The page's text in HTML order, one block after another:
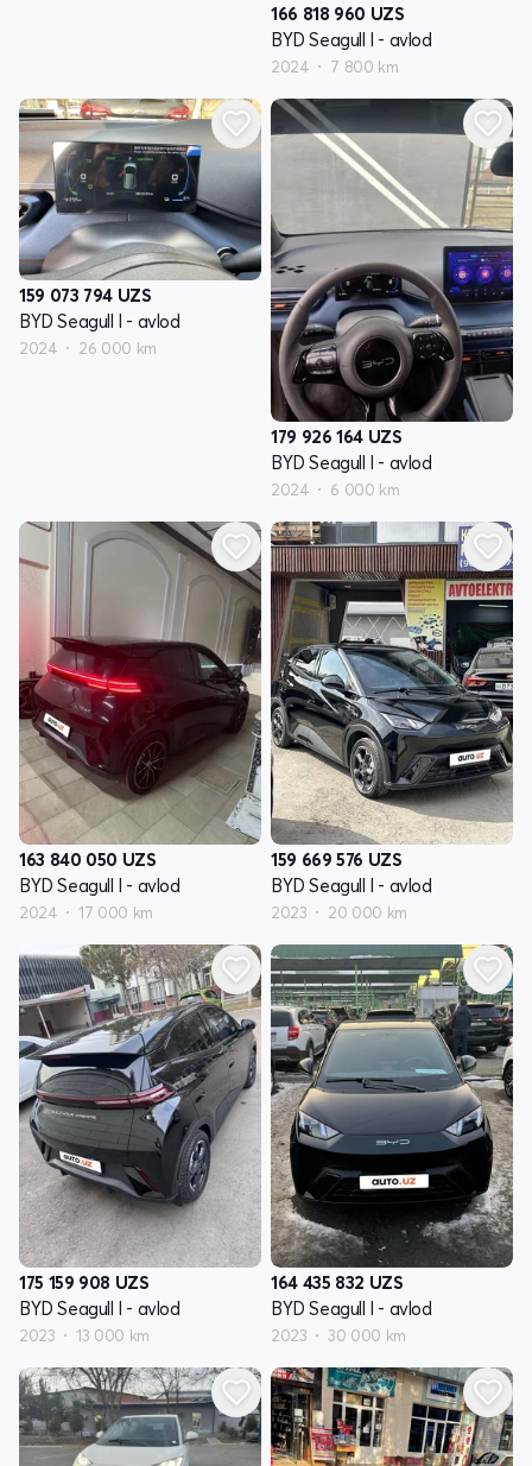
166 818 960 UZS
BYD Seagull I - avlod
2024 7 800 km
159 073 794 UZS
BYD Seagull I - avlod
2024 26 000 km
179 926 164 UZS
BYD Seagull I - avlod
2024 6 000 km
163 840 050 UZS
BYD Seagull I - avlod
2024 17 000 km
159 669 576 UZS
BYD Seagull I - avlod
2023 20 000 km
175 159 908 UZS
BYD Seagull I - avlod
2023 13 000 km
164 435 832 UZS
BYD Seagull I - avlod
2023 30 000 km